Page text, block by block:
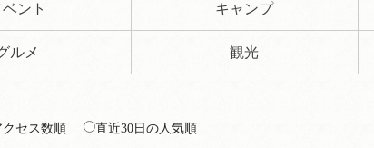
ント キャンプ
ルメ 観光
クセス数順 直近30日の人気順